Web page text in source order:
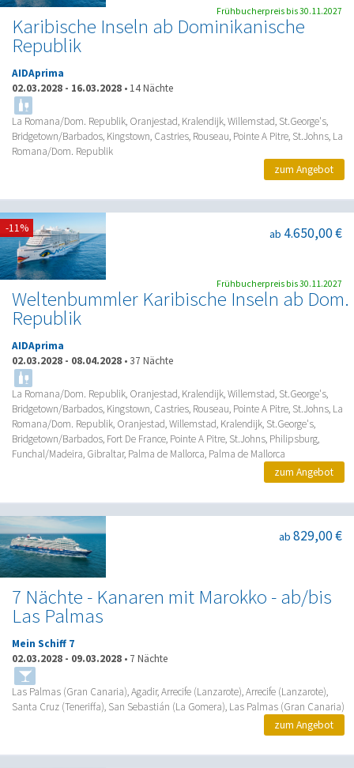
Karibische Inseln ab Dominikanische
Republik
AIDAprima
02.03.2028 - 16.03.2028 • 14 Nächte
La Romana/Dom. Republik, Oranjestad, Kralendijk, Willemstad, St.George's,
Bridgetown/Barbados, Kingstown, Castries, Rouseau, Pointe A Pitre, St.Johns, La
Romana/Dom. Republik
Frühbucherpreis bis 30.11.2027
zum Angebot
Weltenbummler Karibische Inseln ab Dom.
Republik
ab 4.650,00 €
AIDAprima
02.03.2028 - 08.04.2028 • 37 Nächte
La Romana/Dom. Republik, Oranjestad, Kralendijk, Willemstad, St.George's,
Bridgetown/Barbados, Kingstown, Castries, Rouseau, Pointe A Pitre, St.Johns, La
Romana/Dom. Republik, Oranjestad, Willemstad, Kralendijk, St.George's,
Bridgetown/Barbados, Fort De France, Pointe A Pitre, St.Johns, Philipsburg,
Funchal/Madeira, Gibraltar, Palma de Mallorca, Palma de Mallorca
-11%
Frühbucherpreis bis 30.11.2027
zum Angebot
7 Nächte - Kanaren mit Marokko - ab/bis
Las Palmas
ab 829,00 €
Mein Schiff 7
02.03.2028 - 09.03.2028 • 7 Nächte
Las Palmas (Gran Canaria), Agadir, Arrecife (Lanzarote), Arrecife (Lanzarote),
Santa Cruz (Teneriffa), San Sebastián (La Gomera), Las Palmas (Gran Canaria)
zum Angebot